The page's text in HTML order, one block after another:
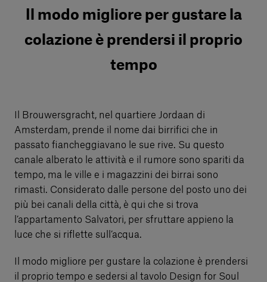
Il modo migliore per gustare la
colazione è prendersi il proprio
tempo
Il Brouwersgracht, nel quartiere Jordaan di
Amsterdam, prende il nome dai birrifici che in
passato fiancheggiavano le sue rive. Su questo
canale alberato le attività e il rumore sono spariti da
tempo, ma le ville e i magazzini dei birrai sono
rimasti. Considerato dalle persone del posto uno dei
più bei canali della città, è qui che si trova
l’appartamento Salvatori, per sfruttare appieno la
luce che si riflette sull’acqua.
Il modo migliore per gustare la colazione è prendersi
il proprio tempo e sedersi al tavolo Design for Soul